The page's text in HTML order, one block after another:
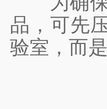
品，可先
验室，而